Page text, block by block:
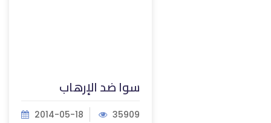
سوا ضد الإرهاب
2014-05-18 35909